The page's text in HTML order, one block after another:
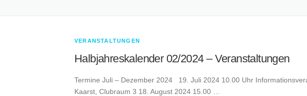
VERANSTALTUNGEN
Halbjahreskalender 02/2024 – Veranstaltungen
Termine Juli – Dezember 2024 19. Juli 2024 10.00 Uhr
Kaarst, Clubraum 3 18. August 2024 15.00 …